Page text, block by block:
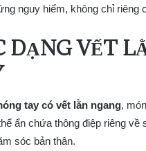
nguy hiểm, không chỉ
DẠNG VẾT
tay có vết lằn ngang,
ẩn chứa thông điệp riêng
sóc bản thân.